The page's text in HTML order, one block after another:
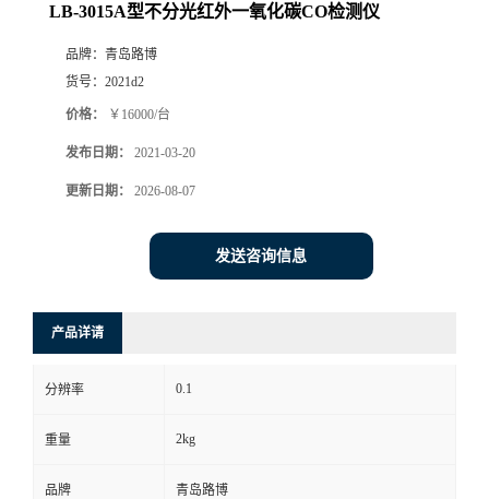
厅
系
LB-3015A型不分光红外一氧化碳CO检测仪
品牌： 青岛路博
货号： 2021d2
价格： ￥16000/台
发布日期： 2021-03-20
更新日期： 2026-08-07
发送咨询信息
产品详请
分辨率 0.1
重量 2kg
品牌 青岛路博